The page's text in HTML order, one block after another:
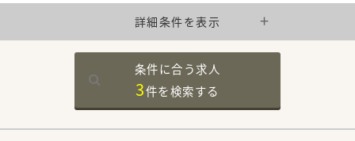
詳細条件を表示
条件に合う求人
3件を検索する